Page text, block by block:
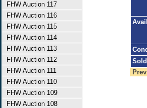
FHW Auction 117
FHW Auction 116
FHW Auction 115
FHW Auction 114
FHW Auction 113
FHW Auction 112
FHW Auction 111
FHW Auction 110
FHW Auction 109
FHW Auction 108